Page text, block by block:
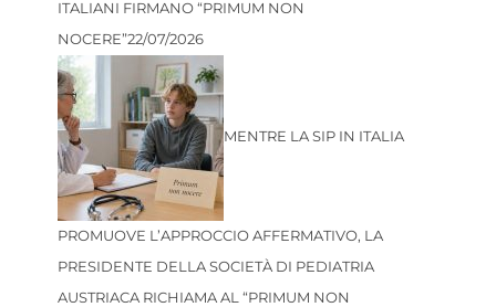
ITALIANI FIRMANO “PRIMUM NON
NOCERE”22/07/2026
MENTRE LA SIP IN ITALIA
PROMUOVE L’APPROCCIO AFFERMATIVO, LA
PRESIDENTE DELLA SOCIETÀ DI PEDIATRIA
AUSTRIACA RICHIAMA AL “PRIMUM NON